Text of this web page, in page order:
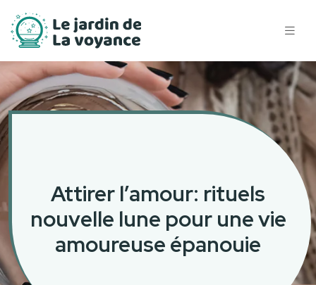
Attirer l’amour: rituels
nouvelle lune pour une vie
amoureuse épanouie